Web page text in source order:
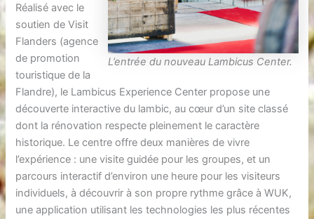
L’entrée du nouveau Lambicus Center.
Réalisé avec le
soutien de Visit
Flanders (agence
de promotion
touristique de la
Flandre), le Lambicus Experience Center propose une
découverte interactive du lambic, au cœur d’un site classé
dont la rénovation respecte pleinement le caractère
historique. Le centre offre deux manières de vivre
l’expérience : une visite guidée pour les groupes, et un
parcours interactif d’environ une heure pour les visiteurs
individuels, à découvrir à son propre rythme grâce à WUK,
une application utilisant les technologies les plus récentes